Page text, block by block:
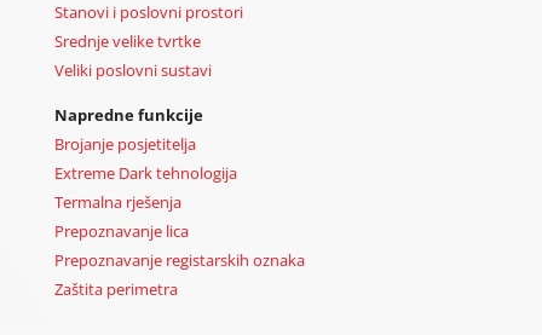
Stanovi i poslovni prostori
Srednje velike tvrtke
Veliki poslovni sustavi
Napredne funkcije
Brojanje posjetitelja
Extreme Dark tehnologija
Termalna rješenja
Prepoznavanje lica
Prepoznavanje registarskih oznaka
Zaštita perimetra